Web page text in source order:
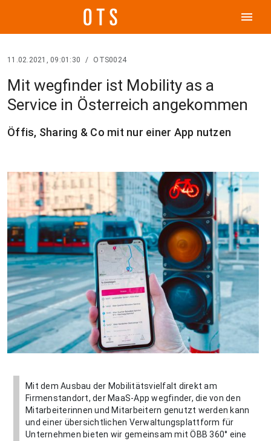
menu
11.02.2021, 09:01:30 / OTS0024
Mit wegfinder ist Mobility as a
Service in Österreich angekommen
Öffis, Sharing & Co mit nur einer App nutzen
Mit dem Ausbau der Mobilitätsvielfalt direkt am
Firmenstandort, der MaaS-App wegfinder, die von den
Mitarbeiterinnen und Mitarbeitern genutzt werden kann
und einer übersichtlichen Verwaltungsplattform für
Unternehmen bieten wir gemeinsam mit ÖBB 360° eine